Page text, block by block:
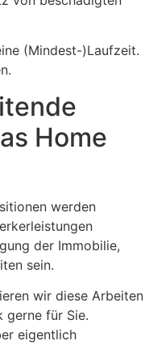
(Mindest-)Laufzeit.
Home
werden
der Immobilie,
sein.
wir diese Arbeiten
gerne für Sie.
eigentlich